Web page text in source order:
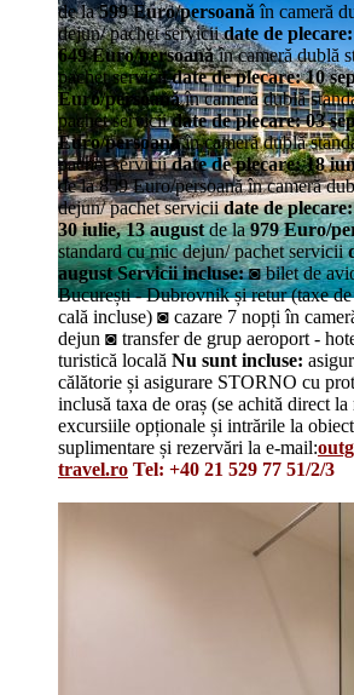
de la599 Euro/persoană în cameră
dejun/ pachet serviciidate de
649 Euro/persoanăîn cameră dublă
pachet serviciidate de plecare: 10
Euro/persoanăîn cameră dublă
pachet serviciidate de plecare: 03
Euro/persoanăîn cameră dublă
pachet serviciidate de plecare: 18
de la 859 Euro/persoană în cameră
dejun/ pachet serviciidate de
30 iulie, 13 augustde la979 Euro/
standard cu mic dejun/ pachet servicii
august Servicii incluse:◙ bilet de
București - Dubrovnik și retur (taxe
cală incluse) ◙ cazare 7 nopți în
dejun ◙ transfer de grup aeroport -
turistică locală Nu sunt incluse:
călătorie și asigurare STORNO cu
inclusă taxa de oraș (se achită direct
excursiile opționale și intrările la
suplimentare și rezervări la e-mail:
travel.ro Tel: +40 21 529 77 51/2/3